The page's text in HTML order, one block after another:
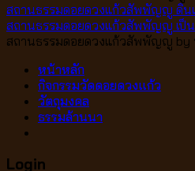
สถานธรรมดอยดวงแก้วสัพพัญญู ดิ
สถานธรรมดอยดวงแก้วสัพพัญญู เป็น
สถานธรรมดอยดวงแก้วสัพพัญญู by
หน้าหลัก
กิจกรรมวัดดอยดวงแก้ว
วัตถุมงคล
ธรรมล้านนา
Login